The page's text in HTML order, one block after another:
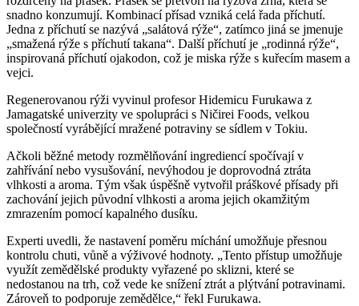
snadno konzumují. Kombinací přísad vzniká celá řada příchutí.
Jedna z příchutí se nazývá „salátová rýže“, zatímco jiná se jmenuje
„smažená rýže s příchutí takana“. Další příchutí je „rodinná rýže“,
inspirovaná příchutí ojakodon, což je miska rýže s kuřecím masem a
vejci.
Regenerovanou rýži vyvinul profesor Hidemicu Furukawa z
Jamagatské univerzity ve spolupráci s Ničirei Foods, velkou
společností vyrábějící mražené potraviny se sídlem v Tokiu.
Ačkoli běžné metody rozmělňování ingrediencí spočívají v
zahřívání nebo vysušování, nevýhodou je doprovodná ztráta
vlhkosti a aroma. Tým však úspěšně vytvořil práškové přísady při
zachování jejich původní vlhkosti a aroma jejich okamžitým
zmrazením pomocí kapalného dusíku.
Experti uvedli, že nastavení poměru míchání umožňuje přesnou
kontrolu chuti, vůně a výživové hodnoty. „Tento přístup umožňuje
využít zemědělské produkty vyřazené po sklizni, které se
nedostanou na trh, což vede ke snížení ztrát a plýtvání potravinami.
Zároveň to podporuje zemědělce,“ řekl Furukawa.